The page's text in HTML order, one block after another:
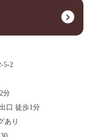
5-2
分
口 徒歩1分
あり